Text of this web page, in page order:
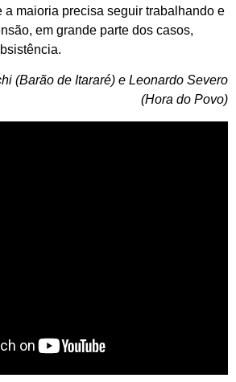
a maioria precisa seguir trabalhando e
em grande parte dos casos,
(Barão de Itararé) e Leonardo Severo
(Hora do Povo)